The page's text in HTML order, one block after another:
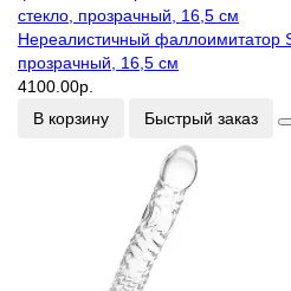
Нереалистичный фаллоимитатор
прозрачный, 16,5 см
4100.00р.
В корзину
Быстрый заказ